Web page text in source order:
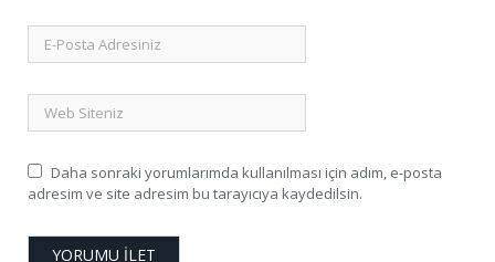
Daha sonraki yorumlarımda kullanılması için adım, e-posta
adresim ve site adresim bu tarayıcıya kaydedilsin.